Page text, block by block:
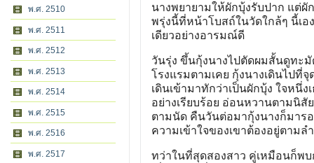
พ.ศ. 2510
พ.ศ. 2511
พ.ศ. 2512
พ.ศ. 2513
พ.ศ. 2514
พ.ศ. 2515
พ.ศ. 2516
พ.ศ. 2517
นางพยายามให้ผักบุ้งรับปาก แต่
พรุ่งนี้ที่หน้าโบสถ์ในวัดใกล้ๆ นี้เอ
เดียวอย่างอารมณ์ดี
วันรุ่ง ขึ้นกุ้งนางไปตัดผมสั้นดูทะ
โรงแรมตามเคย กุ้งนางเดินไปที่
เดินเข้ามาทักว่าเป็นผักบุ้ง ใจหนึ่
อย่างเรียบร้อย อ่อนหวานตามนิสั
ตามนัด คืนวันต่อมากุ้งนางก็มาร
ความเข้าใจของเขาต้องอยู่ตามล
ทว่าในที่สุดสองสาว คู่เหมือนก็พ